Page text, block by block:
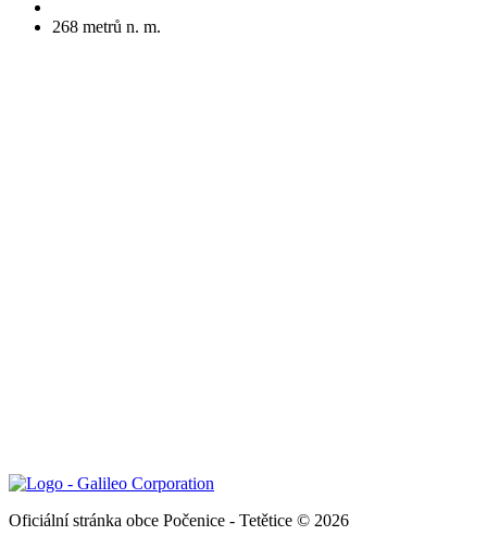
268 metrů n. m.
Oficiální stránka obce Počenice - Tetětice © 2026